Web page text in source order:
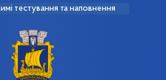
тестування та наповнення